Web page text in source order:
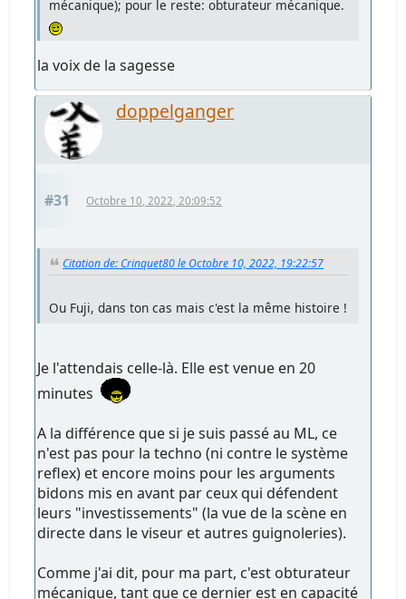
mécanique); pour le reste: obturateur mécanique.
la voix de la sagesse
doppelganger
#31 Octobre 10, 2022, 20:09:52
Citation de: Crinquet80 le Octobre 10, 2022, 19:22:57
Ou Fuji, dans ton cas mais c'est la même histoire !
Je l'attendais celle-là. Elle est venue en 20
minutes
A la différence que si je suis passé au ML, ce
n'est pas pour la techno (ni contre le système
reflex) et encore moins pour les arguments
bidons mis en avant par ceux qui défendent
leurs "investissements" (la vue de la scène en
directe dans le viseur et autres guignoleries).
Comme j'ai dit, pour ma part, c'est obturateur
mécanique, tant que ce dernier est en capacité